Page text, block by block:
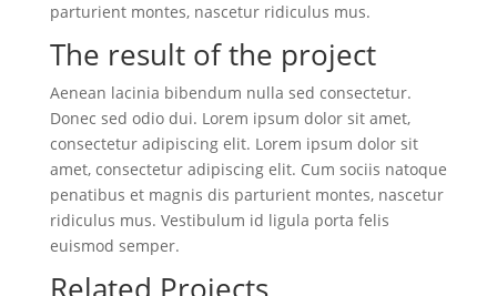
parturient montes, nascetur ridiculus mus.
The result of the project
Aenean lacinia bibendum nulla sed consectetur.
Donec sed odio dui. Lorem ipsum dolor sit amet,
consectetur adipiscing elit. Lorem ipsum dolor sit
amet, consectetur adipiscing elit. Cum sociis natoque
penatibus et magnis dis parturient montes, nascetur
ridiculus mus. Vestibulum id ligula porta felis
euismod semper.